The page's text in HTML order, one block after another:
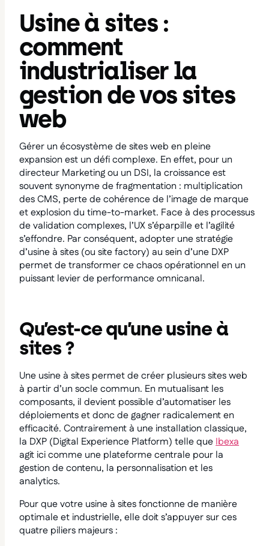
Usine à sites :
comment
industrialiser la
gestion de vos sites
web
Gérer un écosystème de sites web en pleine
expansion est un défi complexe. En effet, pour un
directeur Marketing ou un DSI, la croissance est
souvent synonyme de fragmentation : multiplication
des CMS, perte de cohérence de l’image de marque
et explosion du time-to-market. Face à des processus
de validation complexes, l’UX s’éparpille et l’agilité
s’effondre. Par conséquent, adopter une stratégie
d’usine à sites (ou site factory) au sein d’une DXP
permet de transformer ce chaos opérationnel en un
puissant levier de performance omnicanal.
Qu’est-ce qu’une usine à
sites ?
Une usine à sites permet de créer plusieurs sites web
à partir d’un socle commun. En mutualisant les
composants, il devient possible d’automatiser les
déploiements et donc de gagner radicalement en
efficacité. Contrairement à une installation classique,
la DXP (Digital Experience Platform) telle queIbexa
agit ici comme une plateforme centrale pour la
gestion de contenu, la personnalisation et les
analytics.
Pour que votre usine à sites fonctionne de manière
optimale et industrielle, elle doit s’appuyer sur ces
quatre piliers majeurs :